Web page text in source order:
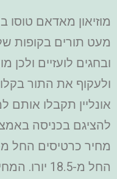
מוזיאון מאדאם טוסו
מעט תורים בקופות
ובחגים לועזיים
ולעקוף את התור
אונליין תקבלו אותם
להציגם בכניסה
החל מ-18.5